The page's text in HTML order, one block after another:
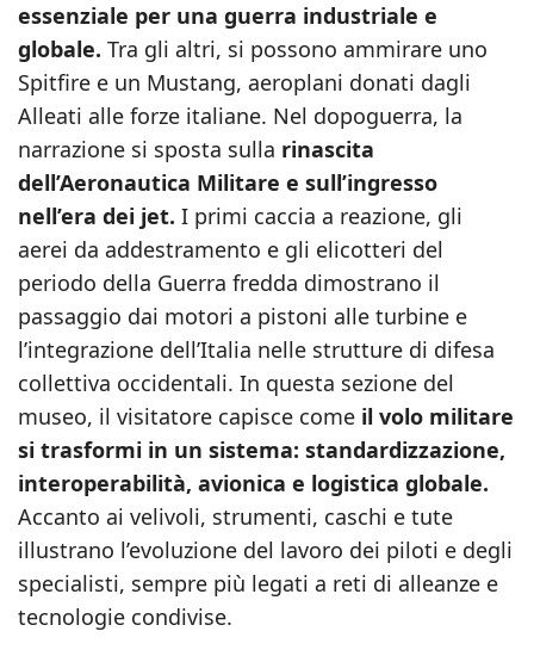
essenziale per una guerra industriale e
globale. Tra gli altri, si possono ammirare uno
Spitfire e un Mustang, aeroplani donati dagli
Alleati alle forze italiane. Nel dopoguerra, la
narrazione si sposta sulla rinascita
dell’Aeronautica Militare e sull’ingresso
nell’era dei jet. I primi caccia a reazione, gli
aerei da addestramento e gli elicotteri del
periodo della Guerra fredda dimostrano il
passaggio dai motori a pistoni alle turbine e
l’integrazione dell’Italia nelle strutture di difesa
collettiva occidentali. In questa sezione del
museo, il visitatore capisce come il volo militare
si trasformi in un sistema: standardizzazione,
interoperabilità, avionica e logistica globale.
Accanto ai velivoli, strumenti, caschi e tute
illustrano l’evoluzione del lavoro dei piloti e degli
specialisti, sempre più legati a reti di alleanze e
tecnologie condivise.